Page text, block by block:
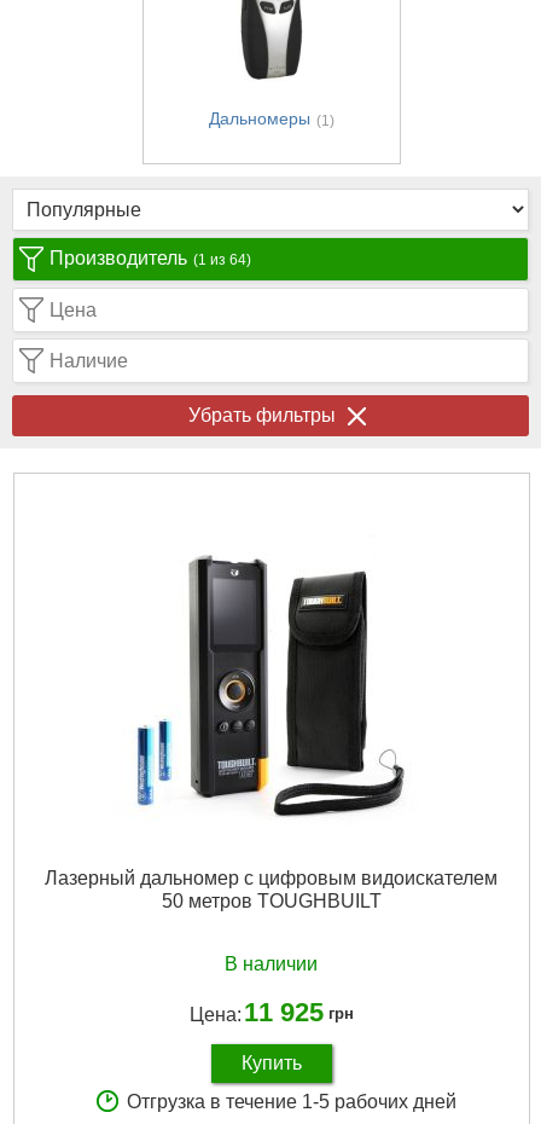
Дальномеры (1)
Производитель (1 из 64)
Цена
Наличие
Убрать фильтры
Лазерный дальномер с цифровым видоискателем
50 метров TOUGHBUILT
В наличии
Цена: 11 925 грн
Купить
Отгрузка в течение 1-5 рабочих дней